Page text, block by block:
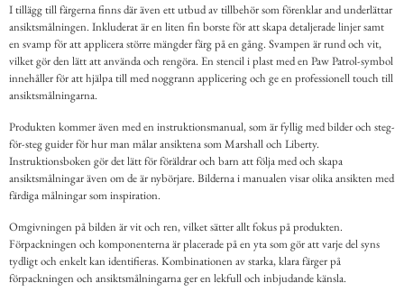
I tillägg till färgerna finns där även ett utbud av tillbehör som förenklar and underlättar
ansiktsmålningen. Inkluderat är en liten fin borste för att skapa detaljerade linjer samt
en svamp för att applicera större mängder färg på en gång. Svampen är rund och vit,
vilket gör den lätt att använda och rengöra. En stencil i plast med en Paw Patrol-symbol
innehåller för att hjälpa till med noggrann applicering och ge en professionell touch till
ansiktsmålningarna.
Produkten kommer även med en instruktionsmanual, som är fyllig med bilder och steg-
för-steg guider för hur man målar ansiktena som Marshall och Liberty.
Instruktionsboken gör det lätt för föräldrar och barn att följa med och skapa
ansiktsmålningar även om de är nybörjare. Bilderna i manualen visar olika ansikten med
färdiga målningar som inspiration.
Omgivningen på bilden är vit och ren, vilket sätter allt fokus på produkten.
Förpackningen och komponenterna är placerade på en yta som gör att varje del syns
tydligt och enkelt kan identifieras. Kombinationen av starka, klara färger på
förpackningen och ansiktsmålningarna ger en lekfull och inbjudande känsla.